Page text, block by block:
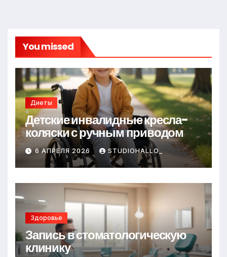
You missed
Диеты
Детские инвалидные кресла-
коляски с ручным приводом
6 АПРЕЛЯ 2026 STUDIOHALLO_
Здоровье
Запись в стоматологическую
клинику